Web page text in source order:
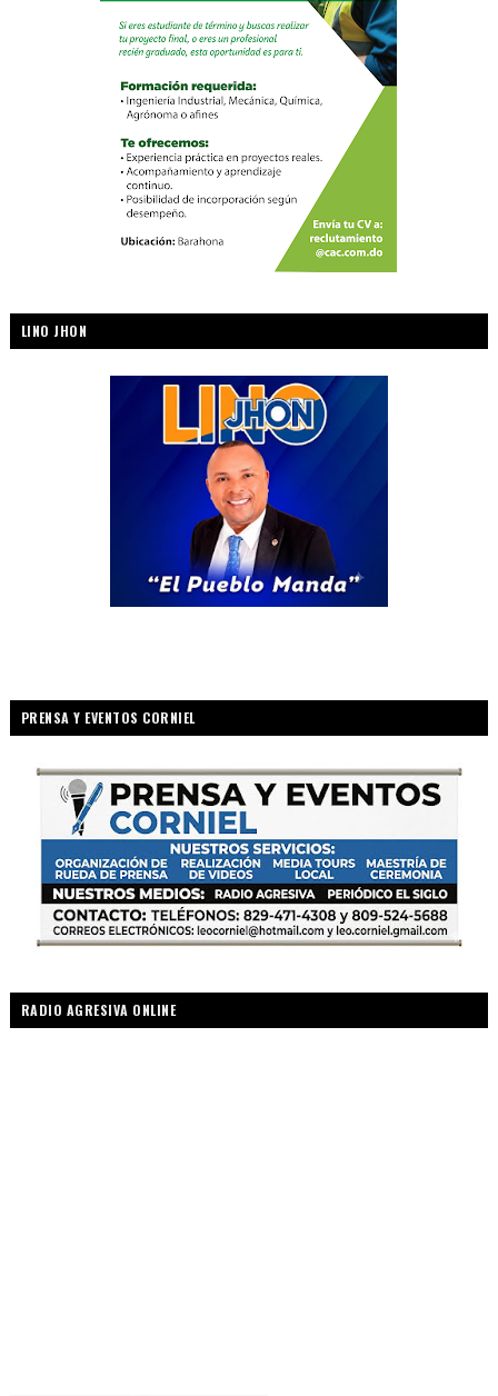
LINO JHON
PRENSA Y EVENTOS CORNIEL
RADIO AGRESIVA ONLINE